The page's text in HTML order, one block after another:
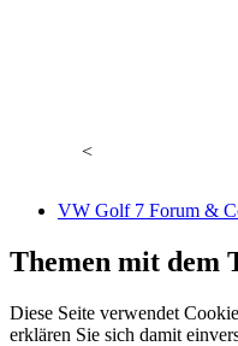
<
VW Golf 7 Forum &
Themen mit dem
Diese Seite verwendet
erklären Sie sich damit